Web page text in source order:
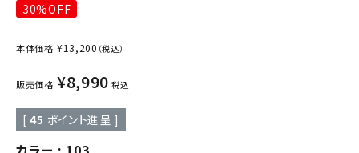
30%OFF
本体価格 ¥13,200 （税込）
販売価格 ¥8,990 税込
[ 45 ポイント進呈 ]